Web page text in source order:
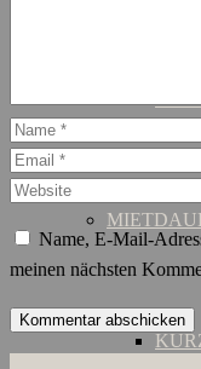
Name, E-Mail-
meinen nächsten